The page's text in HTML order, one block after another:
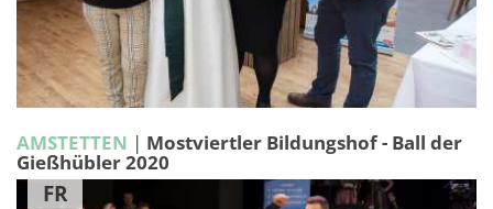
AMSTETTEN | Mostviertler Bildungshof - Ball der
Gießhübler 2020
FR